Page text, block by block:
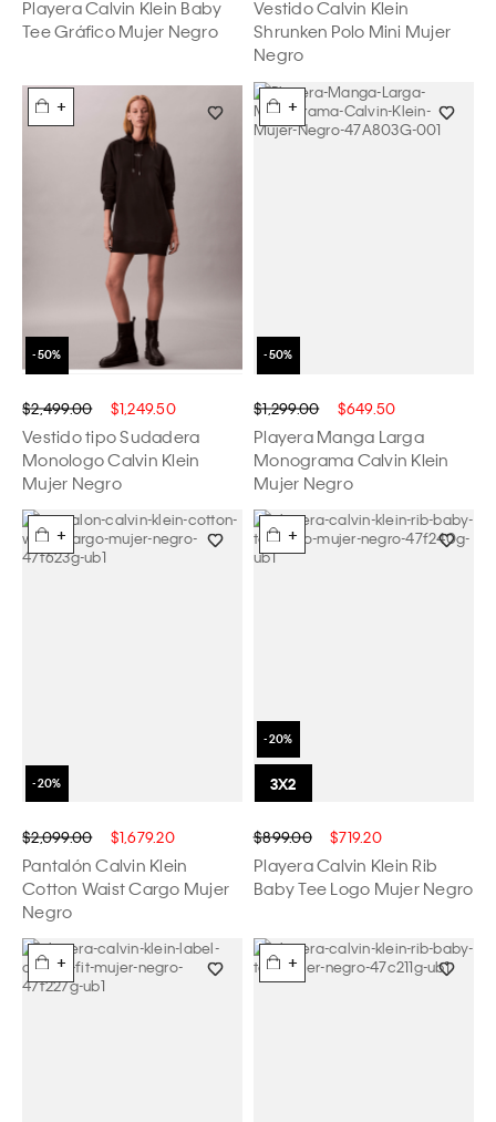
Playera Calvin Klein Baby
Tee Gráfico Mujer Negro
Vestido Calvin Klein
Shrunken Polo Mini Mujer
Negro
+
$2,499.00 $1,249.50
Vestido tipo Sudadera
Monologo Calvin Klein
Mujer Negro
+
$1,299.00 $649.50
Playera Manga Larga
Monograma Calvin Klein
Mujer Negro
+
$2,099.00 $1,679.20
Pantalón Calvin Klein
Cotton Waist Cargo Mujer
Negro
+
$899.00 $719.20
Playera Calvin Klein Rib
Baby Tee Logo Mujer Negro
+ +